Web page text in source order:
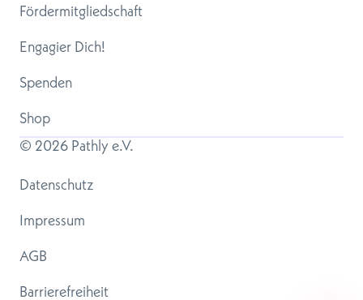
Fördermitgliedschaft
Engagier Dich!
Spenden
Shop
© 2026 Pathly e.V.
Datenschutz
Impressum
AGB
Barrierefreiheit